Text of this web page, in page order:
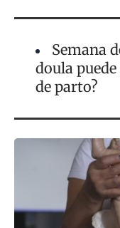
Semana
doula
de parto?